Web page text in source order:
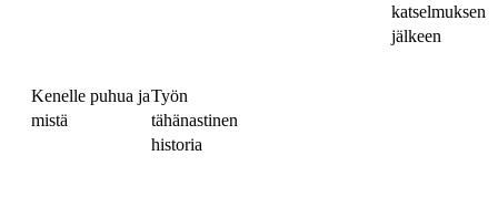
katselmuksen
jälkeen
Kenelle puhua ja
mistä
Työn
tähänastinen
historia